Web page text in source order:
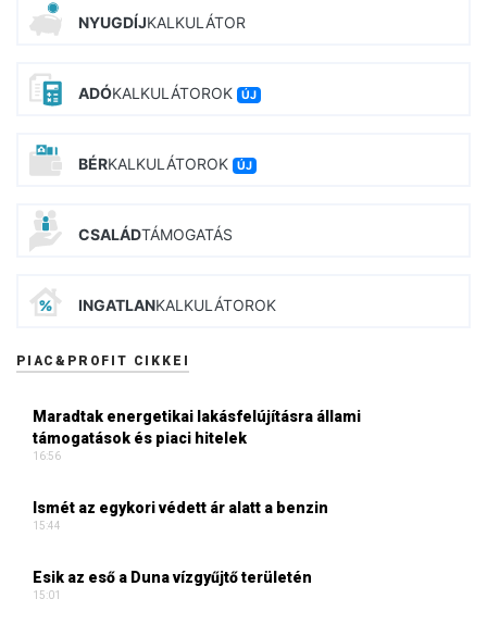
NYUGDÍJKALKULÁTOR
ADÓKALKULÁTOROK ÚJ
BÉRKALKULÁTOROK ÚJ
CSALÁDTÁMOGATÁS
INGATLANKALKULÁTOROK
PIAC&PROFIT CIKKEI
Maradtak energetikai lakásfelújításra állami
támogatások és piaci hitelek
16:56
Ismét az egykori védett ár alatt a benzin
15:44
Esik az eső a Duna vízgyűjtő területén
15:01